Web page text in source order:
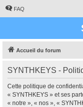
FAQ
Accueil du forum
SYNTHKEYS -
Cette politique de
« SYNTHKEYS » et ses
« notre », « nos », «